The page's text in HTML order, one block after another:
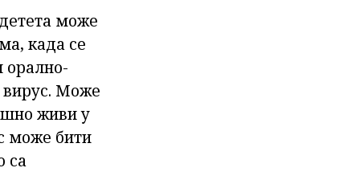
може
када се
орално-
вирус. Може
живи у
може бити
са